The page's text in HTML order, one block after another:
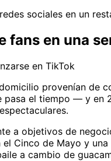
sociales en un
fans en una
en TikTok
provenían de
el tiempo — y
a objetivos de
Cinco de Mayo y
a cambio de